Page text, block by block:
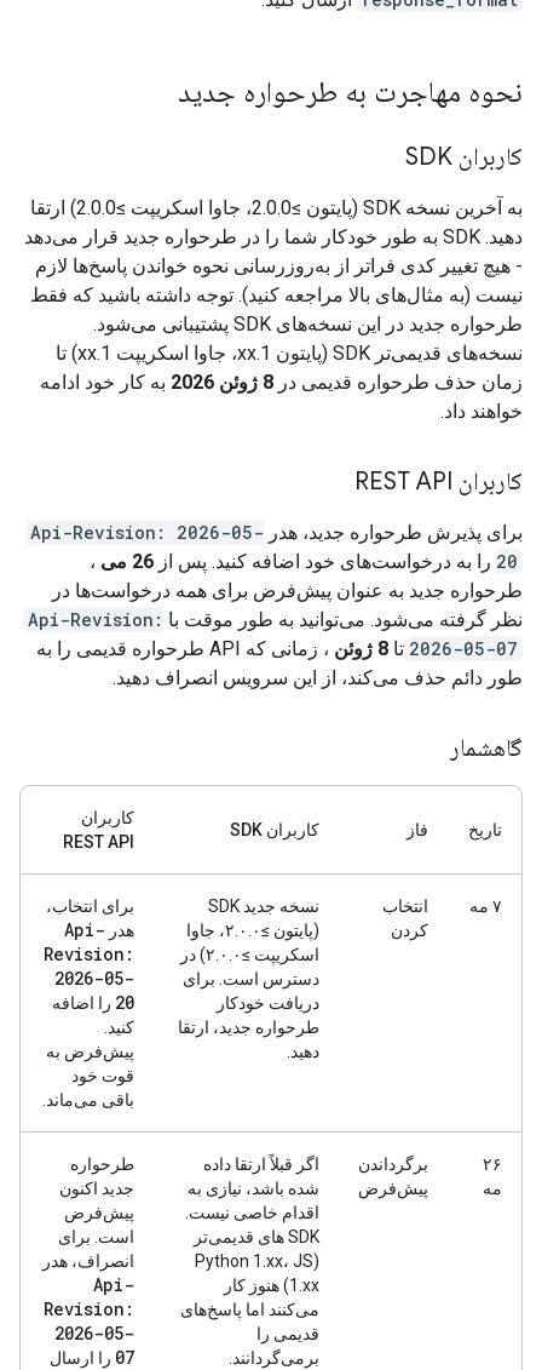
نحوه مهاجرت به طرحواره جدید
کاربران SDK
به آخرین نسخه SDK (پایتون ≥2.0.0، جاوا اسکریپت ≥2.0.0) ارتقا
دهید. SDK به طور خودکار شما را در طرحواره جدید قرار می‌دهد
- هیچ تغییر کدی فراتر از به‌روزرسانی نحوه خواندن پاسخ‌ها لازم
نیست (به مثال‌های بالا مراجعه کنید). توجه داشته باشید که فقط
طرحواره جدید در این نسخه‌های SDK پشتیبانی می‌شود.
نسخه‌های قدیمی‌تر SDK (پایتون 1.xx، جاوا اسکریپت 1.xx) تا
زمان حذف طرحواره قدیمی در 8 ژوئن 2026
به کار خود ادامه
خواهند داد.
کاربران REST API
برای پذیرش طرحواره جدید، هدر Api-Revision: 2026-05-
20 را به درخواست‌های خود اضافه کنید. پس از 26 می
،
طرحواره جدید به عنوان پیش‌فرض برای همه درخواست‌ها در
نظر گرفته می‌شود. می‌توانید به طور موقت با Api-Revision:
2026-05-07 تا 8 ژوئن
، زمانی که API طرحواره قدیمی را به
طور دائم حذف می‌کند، از این سرویس انصراف دهید.
گاهشمار
تاریخ فاز کاربران SDK
کاربران
REST API
۷ مه
انتخاب
کردن
نسخه جدید SDK
(پایتون ≥۲.۰.۰، جاوا
اسکریپت ≥۲.۰.۰) در
دسترس است. برای
دریافت خودکار
طرحواره جدید، ارتقا
دهید.
برای انتخاب،
هدر Api-
Revision:
2026-05-
20 را اضافه
کنید.
پیش‌فرض به
قوت خود
باقی می‌ماند.
۲۶
مه
برگرداندن
پیش‌فرض
اگر قبلاً ارتقا داده
شده باشد، نیازی به
اقدام خاصی نیست.
SDK های قدیمی‌تر
(Python 1.xx، JS
1.xx) هنوز کار
می‌کنند اما پاسخ‌های
قدیمی را
برمی‌گردانند.
طرحواره
جدید اکنون
پیش‌فرض
است. برای
انصراف، هدر
Api-
Revision:
2026-05-
07 را ارسال